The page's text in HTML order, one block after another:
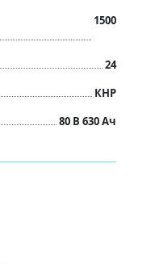
1500
24
КНР
80 В 630 Ач